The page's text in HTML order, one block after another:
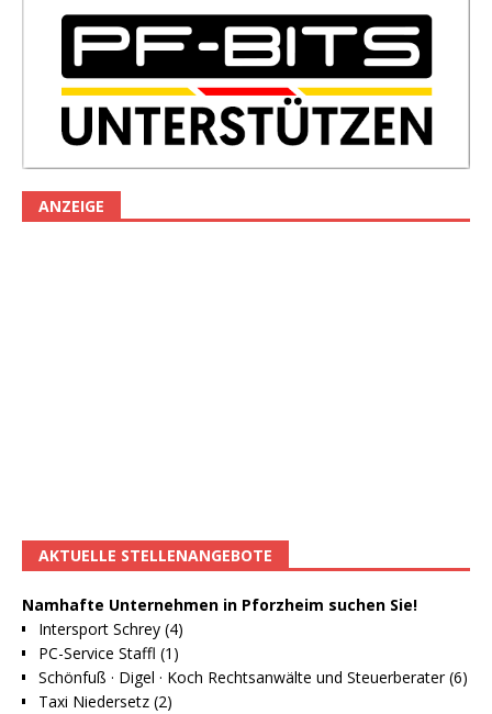
ANZEIGE
AKTUELLE STELLENANGEBOTE
Namhafte Unternehmen in Pforzheim suchen Sie!
Intersport Schrey (4)
PC-Service Staffl (1)
Schönfuß · Digel · Koch Rechtsanwälte und Steuerberater (6)
Taxi Niedersetz (2)